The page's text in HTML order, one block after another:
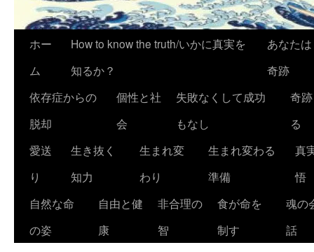
テ
ツ
キ
ホー
ム
How to know the truth/いかに真実を
知るか？
あなたは
奇跡
依存症からの
脱却
個性と社
会
失敗なくして成功
もなし
奇
る
愛送
り
生き抜く
知力
生まれ変
わり
生まれ変わる
準備
真
悟
自然な命
の姿
自由と健
康
非合理の
智
食が命を
制す
魂の
話